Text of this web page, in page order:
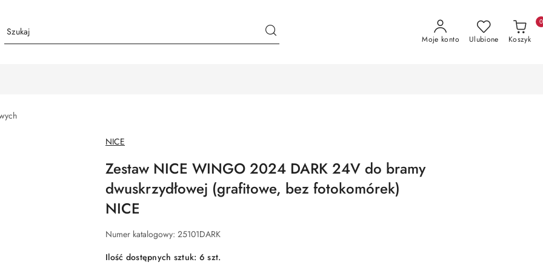
Moje konto Ulubione Koszyk
0
NAZWA
PRODUCENTA:
NICE
Zestaw NICE WINGO 2024 DARK 24V do bramy
dwuskrzydłowej (grafitowe, bez fotokomórek)
NICE
Numer katalogowy: 25101DARK
Ilość dostępnych sztuk: 6szt.